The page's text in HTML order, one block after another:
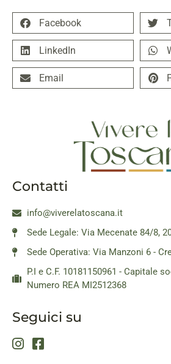
Facebook
LinkedIn
Email
Contatti
info@viverelatoscana.it
Sede Legale: Via Mecenate 84/8,
Sede Operativa: Via Manzoni 6 -
P.I e C.F. 10181150961 - Capitale
Numero REA MI2512368
Seguici su